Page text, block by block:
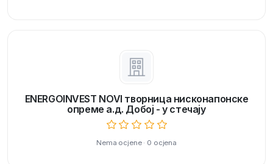
ENERGOINVEST NOVI творница нисконапонске
опреме а.д. Добој - у стечају
Nema ocjene · 0 ocjena